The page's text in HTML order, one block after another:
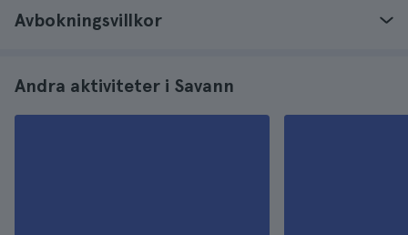
Avbokningsvillkor
Andra aktiviteter i Savann